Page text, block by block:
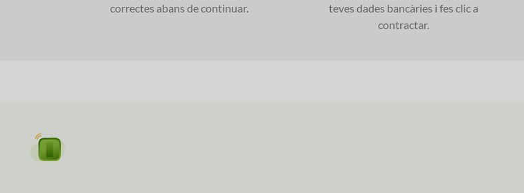
correctes abans de continuar.
teves dades bancàries i fes clic a
contractar.